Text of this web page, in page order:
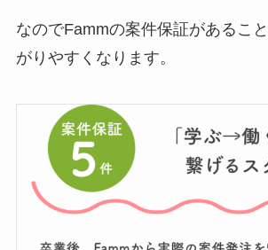
なのでFammの案件保証があるこ
がりやすくなります。